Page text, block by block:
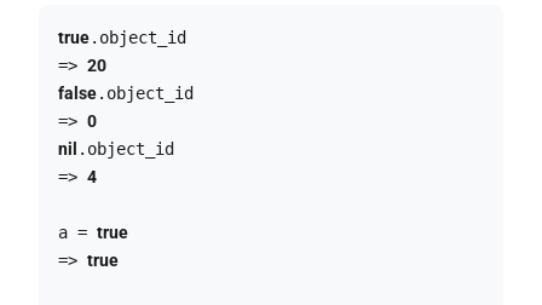
true.object_id
=> 20
false.object_id
=> 0
nil .object_id
=> 4
a = true
=> true